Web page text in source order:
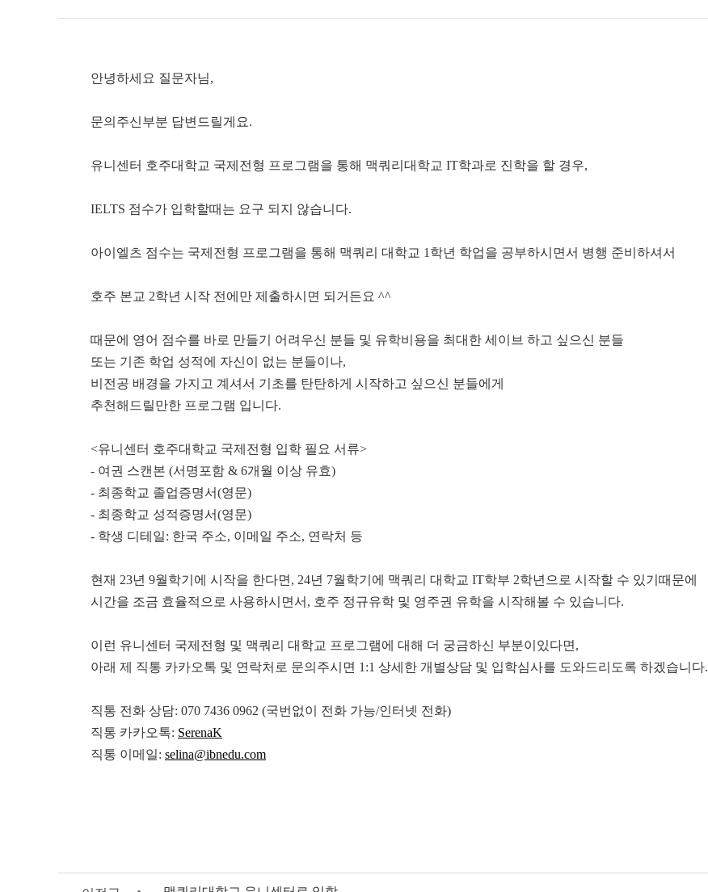
안녕하세요 질문자님,
문의주신부분 답변드릴게요.
유니센터 호주대학교 국제전형 프로그램을 통해 맥쿼리대학교 IT학과로 진학을 할 경우,
IELTS 점수가 입학할때는 요구 되지 않습니다.
아이엘츠 점수는 국제전형 프로그램을 통해 맥쿼리 대학교 1학년 학업을 공부하시면서 병행 준비하셔서
호주 본교 2학년 시작 전에만 제출하시면 되거든요 ^^
때문에 영어 점수를 바로 만들기 어려우신 분들 및 유학비용을 최대한 세이브 하고 싶으신 분들
또는 기존 학업 성적에 자신이 없는 분들이나,
비전공 배경을 가지고 계셔서 기초를 탄탄하게 시작하고 싶으신 분들에게
추천해드릴만한 프로그램 입니다.
<유니센터 호주대학교 국제전형 입학 필요 서류>
- 여권 스캔본 (서명포함 & 6개월 이상 유효)
- 최종학교 졸업증명서(영문)
- 최종학교 성적증명서(영문)
- 학생 디테일: 한국 주소, 이메일 주소, 연락처 등
현재 23년 9월학기에 시작을 한다면, 24년 7월학기에 맥쿼리 대학교 IT학부 2학년으로 시작할 수 있기때문에
시간을 조금 효율적으로 사용하시면서, 호주 정규유학 및 영주권 유학을 시작해볼 수 있습니다.
이런 유니센터 국제전형 및 맥쿼리 대학교 프로그램에 대해 더 궁금하신 부분이있다면,
아래 제 직통 카카오톡 및 연락처로 문의주시면 1:1 상세한 개별상담 및 입학심사를 도와드리도록 하겠습니다.
직통 전화 상담: 070 7436 0962 (국번없이 전화 가능/인터넷 전화)
직통 카카오톡: SerenaK
직통 이메일: selina@ibnedu.com